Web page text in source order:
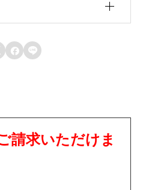
シ
ワ
イ
会員登録が必要です。
登録する
 
請求いただけま